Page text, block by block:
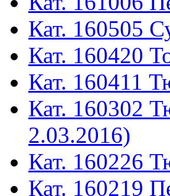
Кат. 160505
Кат. 160420
Кат. 160411
Кат. 160302
2.03.2016)
Кат. 160226
Кат. 160219